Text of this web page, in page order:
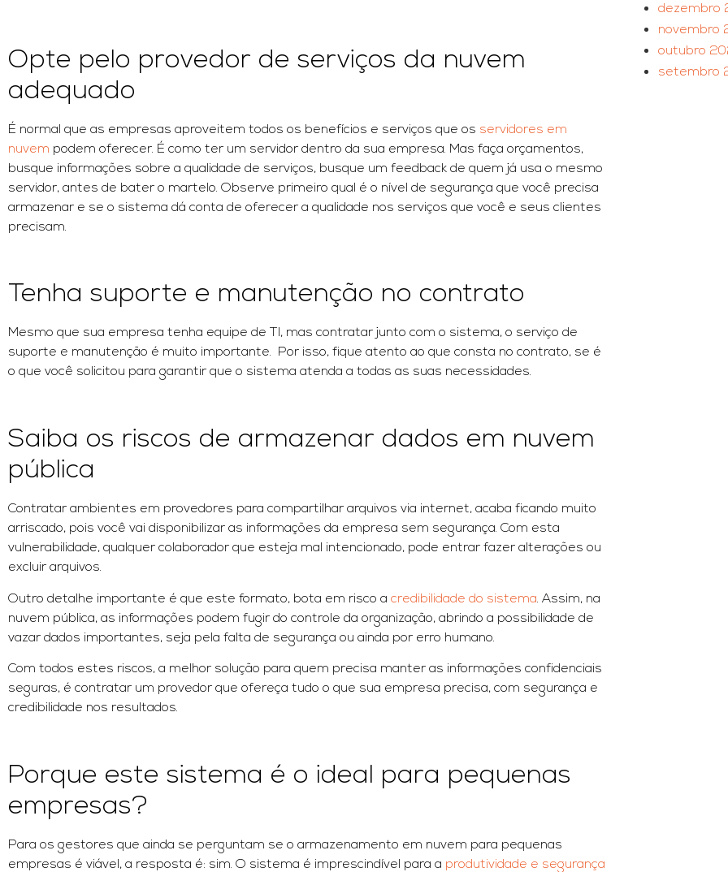
Opte pelo provedor de serviços da nuvem
adequado
É normal que as empresas aproveitem todos os benefícios e serviços que os servidores em
nuvem podem oferecer. É como ter um servidor dentro da sua empresa. Mas faça orçamentos,
busque informações sobre a qualidade de serviços, busque um feedback de quem já usa o mesmo
servidor, antes de bater o martelo. Observe primeiro qual é o nível de segurança que você precisa
armazenar e se o sistema dá conta de oferecer a qualidade nos serviços que você e seus clientes
precisam.
Tenha suporte e manutenção no contrato
Mesmo que sua empresa tenha equipe de TI, mas contratar junto com o sistema, o serviço de
suporte e manutenção é muito importante. Por isso, fique atento ao que consta no contrato, se é
o que você solicitou para garantir que o sistema atenda a todas as suas necessidades.
Saiba os riscos de armazenar dados em nuvem
pública
Contratar ambientes em provedores para compartilhar arquivos via internet, acaba ficando muito
arriscado, pois você vai disponibilizar as informações da empresa sem segurança. Com esta
vulnerabilidade, qualquer colaborador que esteja mal intencionado, pode entrar fazer alterações ou
excluir arquivos.
Outro detalhe importante é que este formato, bota em risco a credibilidade do sistema. Assim, na
nuvem pública, as informações podem fugir do controle da organização, abrindo a possibilidade de
vazar dados importantes, seja pela falta de segurança ou ainda por erro humano.
Com todos estes riscos, a melhor solução para quem precisa manter as informações confidenciais
seguras, é contratar um provedor que ofereça tudo o que sua empresa precisa, com segurança e
credibilidade nos resultados.
Porque este sistema é o ideal para pequenas
empresas?
Para os gestores que ainda se perguntam se o armazenamento em nuvem para pequenas
empresas é viável, a resposta é: sim. O sistema é imprescindível para a produtividade e segurança
dezembro
novembro
outubro
setembro